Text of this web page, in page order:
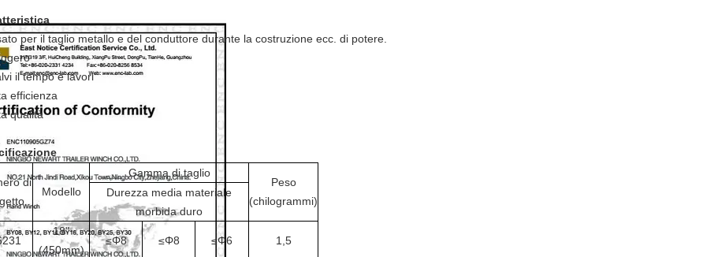
per il taglio metallo e del conduttore durante la costruzione ecc. di potere.
il tempo e lavori
efficienza
qualità
di
Modello
Gamma di taglio
Peso
(chilogrammi)
Durezza media materiale
morbida duro
18"
(450mm)
≤Φ8 ≤Φ8 ≤Φ6 1,5